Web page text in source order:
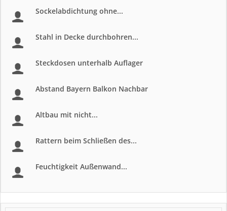
Sockelabdichtung ohne...
Stahl in Decke durchbohren...
Steckdosen unterhalb Auflager
Abstand Bayern Balkon Nachbar
Altbau mit nicht...
Rattern beim Schließen des...
Feuchtigkeit Außenwand...